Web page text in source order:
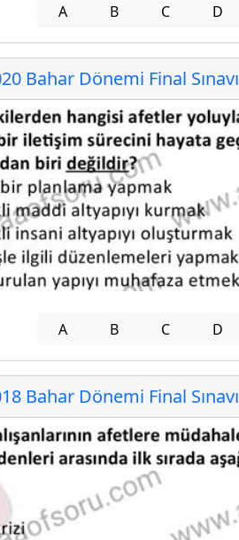
A B C D
Bahar Dönemi Final Sınavı
A B C D
Bahar Dönemi Final Sınavı